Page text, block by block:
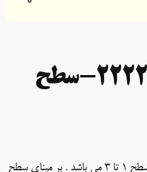
دفترچه لغت 2222-سطح
این دفترچه شامل 2222 لغت سطح 1 تا 3 می باشد . بر مبنای سطح